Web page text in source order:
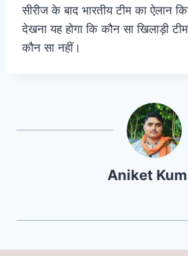
सीरीज के बाद भारतीय टीम का ऐलान
देखना यह होगा कि कौन सा खिलाड़ी
कौन सा नहीं।
Aniket